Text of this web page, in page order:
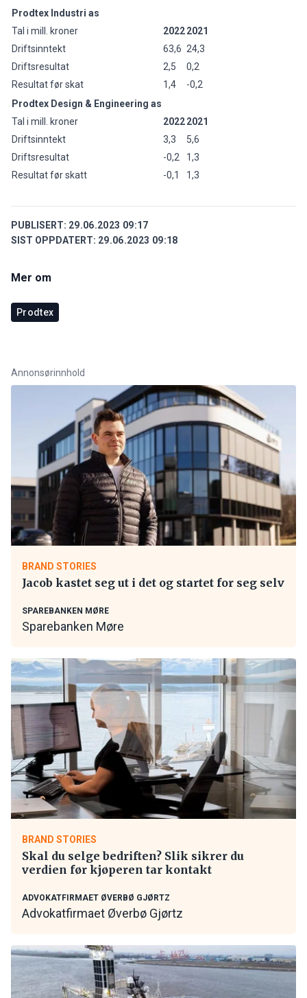
Prodtex Industri as
Tal i mill. kroner
20222021
Driftsinntekt
63,6 24,3
Driftsresultat
2,5
0,2
Resultat før skat
1,4
-0,2
Prodtex Design & Engineering as
Tal i mill. kroner
20222021
Driftsinntekt
3,3
5,6
Driftsresultat
-0,2
1,3
Resultat før skatt
-0,1 1,3
PUBLISERT: 29.06.2023 09:17
SIST OPPDATERT: 29.06.2023 09:18
Mer om
Prodtex
Annonsørinnhold
BRAND STORIES
Jacob kastet seg ut i det og startet for seg selv
SPAREBANKEN MØRE
Sparebanken Møre
BRAND STORIES
Skal du selge bedriften? Slik sikrer du
verdien før kjøperen tar kontakt
ADVOKATFIRMAET ØVERBØ GJØRTZ
Advokatfirmaet Øverbø Gjørtz